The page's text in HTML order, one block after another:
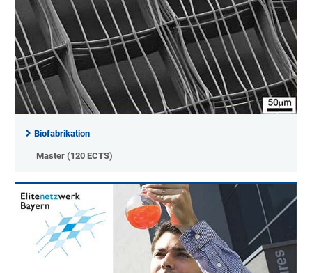
Biofabrikation
Master (120 ECTS)